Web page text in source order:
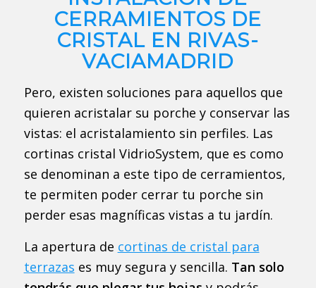
CERRAMIENTOS DE
CRISTAL EN RIVAS-
VACIAMADRID
Pero, existen soluciones para aquellos que
quieren acristalar su porche y conservar las
vistas: el acristalamiento sin perfiles. Las
cortinas cristal VidrioSystem, que es como
se denominan a este tipo de cerramientos,
te permiten poder cerrar tu porche sin
perder esas magníficas vistas a tu jardín.
La apertura de cortinas de cristal para
terrazas es muy segura y sencilla. Tan solo